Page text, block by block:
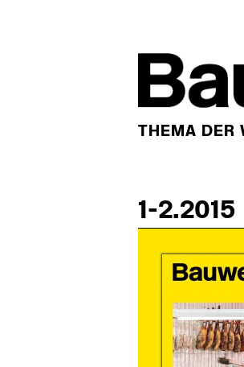
THEMA DER
1-2.2015